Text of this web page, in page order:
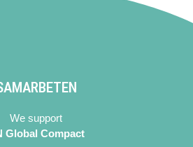
We support
Global Compact